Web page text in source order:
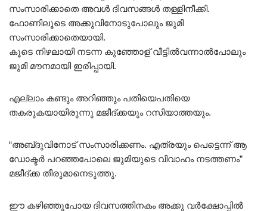
സംസാരിക്കാതെ അവൾ ദിവസങ്ങൾ തള്ളിനീക്കി.
ഫോണിലൂടെ അക്കുവിനോടുപോലും ജുമി
സംസാരിക്കാതെയായി.
കൂടെ നിഴലായി നടന്ന കുഞ്ഞോള് വീട്ടിൽവന്നാൽപോലും
ജുമി മൗനമായി ഇരിപ്പായി.
എല്ലാം കണ്ടും അറിഞ്ഞും പതിയെപതിയെ
തകരുകയായിരുന്നു മജീദ്ക്കയും റസിയാത്തയും.
“അബ്‌ദുവിനോട് സംസാരിക്കണം. എത്രയും പെട്ടെന്ന് ആ
ഡോക്ടർ പറഞ്ഞപോലെ ജുമിയുടെ വിവാഹം നടത്തണം”
മജീദ്ക്ക തീരുമാനെടുത്തു.
ഈ കഴിഞ്ഞുപോയ ദിവസത്തിനകം അക്കു വർക്ഷോപ്പിൽ